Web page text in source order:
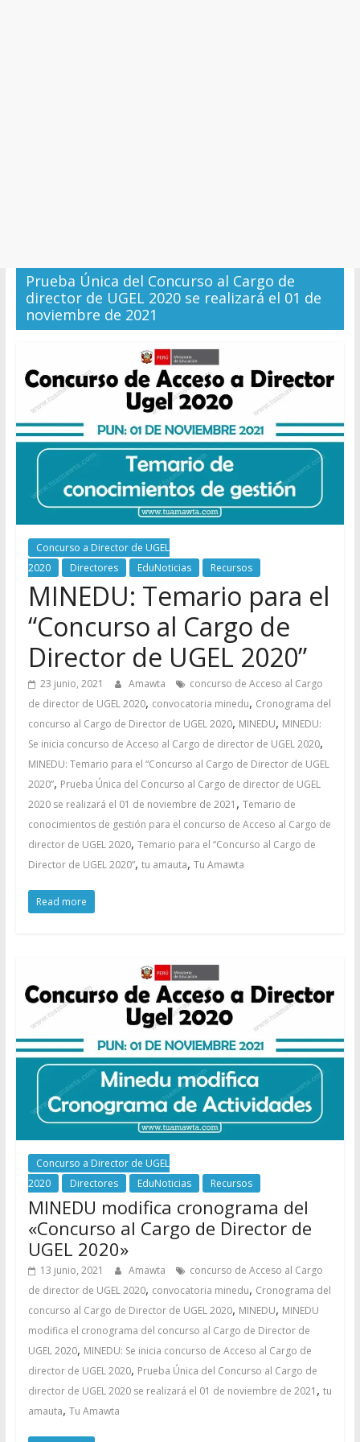
Prueba Única del Concurso al Cargo de
director de UGEL 2020 se realizará el 01 de
noviembre de 2021
Concurso a Director de UGEL
2020
Directores EduNoticias Recursos
MINEDU: Temario para el
“Concurso al Cargo de
Director de UGEL 2020”
23 junio, 2021 Amawta
concurso de Acceso al Cargo
de director de UGEL 2020, convocatoria minedu, Cronograma del
concurso al Cargo de Director de UGEL 2020, MINEDU, MINEDU:
Se inicia concurso de Acceso al Cargo de director de UGEL 2020,
MINEDU: Temario para el “Concurso al Cargo de Director de UGEL
2020”, Prueba Única del Concurso al Cargo de director de UGEL
2020 se realizará el 01 de noviembre de 2021 , Temario de
conocimientos de gestión para el concurso de Acceso al Cargo de
director de UGEL 2020, Temario para el “Concurso al Cargo de
Director de UGEL 2020”, tu amauta, Tu Amawta
Read more
Concurso a Director de UGEL
2020
Directores EduNoticias Recursos
MINEDU modifica cronograma del
«Concurso al Cargo de Director de
UGEL 2020»
13 junio, 2021 Amawta
concurso de Acceso al Cargo
de director de UGEL 2020, convocatoria minedu, Cronograma del
concurso al Cargo de Director de UGEL 2020, MINEDU, MINEDU
modifica el cronograma del concurso al Cargo de Director de
UGEL 2020, MINEDU: Se inicia concurso de Acceso al Cargo de
director de UGEL 2020, Prueba Única del Concurso al Cargo de
director de UGEL 2020 se realizará el 01 de noviembre de 2021 , tu
amauta, Tu Amawta